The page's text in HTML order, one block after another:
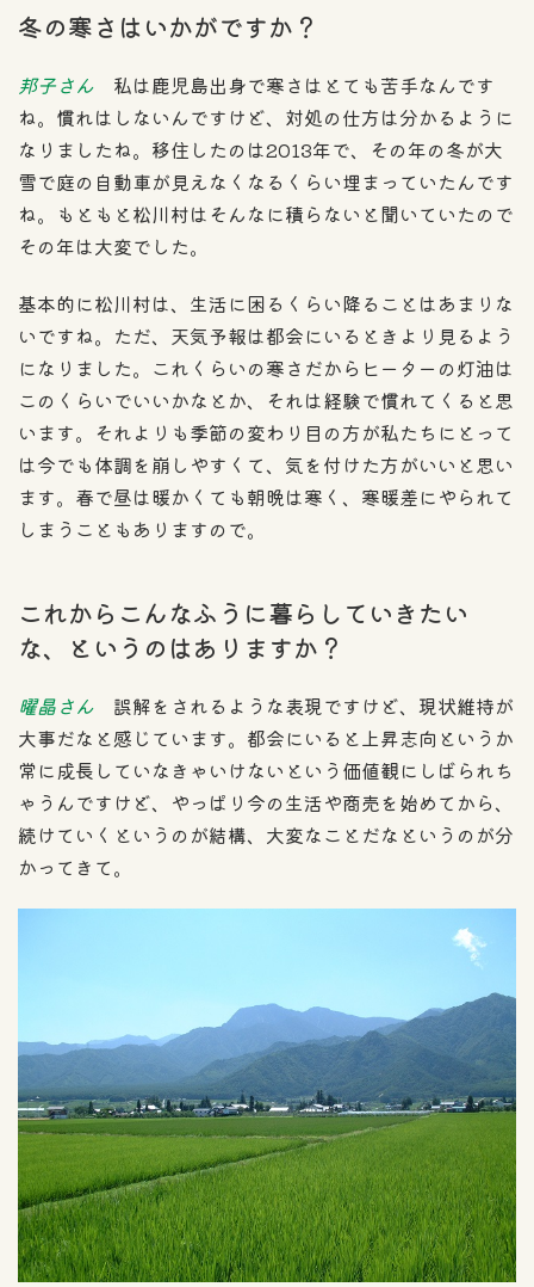
冬の寒さはいかがですか？
邦子さん 私は鹿児島出身で寒さはとても苦手なんです
ね。慣れはしないんですけど、対処の仕方は分かるように
なりましたね。移住したのは2013年で、その年の冬が大
雪で庭の自動車が見えなくなるくらい埋まっていたんです
ね。もともと松川村はそんなに積らないと聞いていたので
その年は大変でした。
基本的に松川村は、生活に困るくらい降ることはあまりな
いですね。ただ、天気予報は都会にいるときより見るよう
になりました。これくらいの寒さだからヒーターの灯油は
このくらいでいいかなとか、それは経験で慣れてくると思
います。それよりも季節の変わり目の方が私たちにとって
は今でも体調を崩しやすくて、気を付けた方がいいと思い
ます。春で昼は暖かくても朝晩は寒く、寒暖差にやられて
しまうこともありますので。
これからこんなふうに暮らしていきたい
な、というのはありますか？
曜晶さん 誤解をされるような表現ですけど、現状維持が
大事だなと感じています。都会にいると上昇志向というか
常に成長していなきゃいけないという価値観にしばられち
ゃうんですけど、やっぱり今の生活や商売を始めてから、
続けていくというのが結構、大変なことだなというのが分
かってきて。